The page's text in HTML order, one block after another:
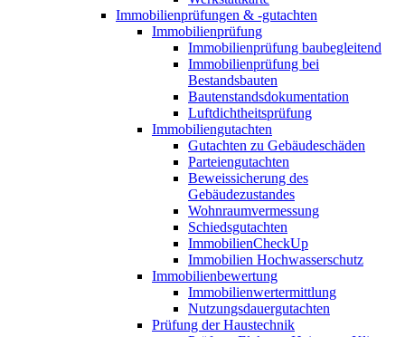
Immobilienprüfungen & -gutachten
Immobilienprüfung
Immobilienprüfung baubegleitend
Immobilienprüfung bei
Bestandsbauten
Bautenstandsdokumentation
Luftdichtheitsprüfung
Immobiliengutachten
Gutachten zu Gebäudeschäden
Parteiengutachten
Beweissicherung des
Gebäudezustandes
Wohnraumvermessung
Schiedsgutachten
ImmobilienCheckUp
Immobilien Hochwasserschutz
Immobilienbewertung
Immobilienwertermittlung
Nutzungsdauergutachten
Prüfung der Haustechnik